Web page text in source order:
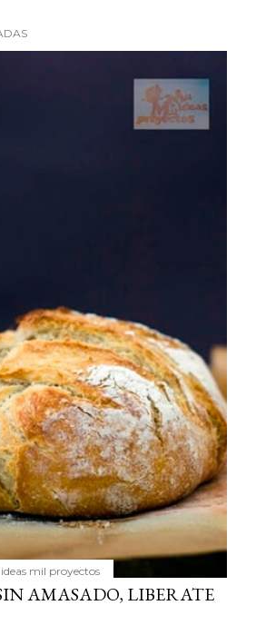
mil proyectos
AMASADO, LIBERATE